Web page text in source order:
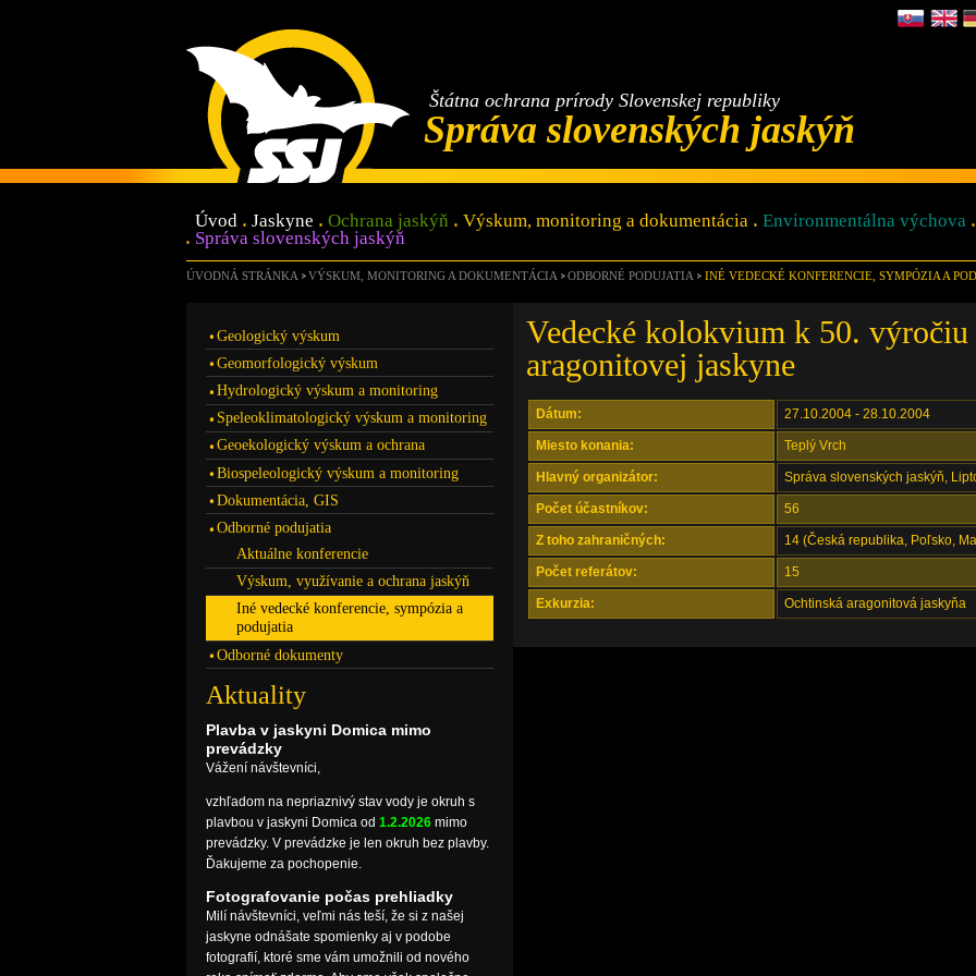
Štátna ochrana prírody Slovenskej republiky
Správa slovenských jaskýň
Úvod Jaskyne Ochrana jaskýň Výskum, monitoring a dokumentácia Environmentálna výchova
Správa slovenských jaskýň
ÚVODNÁ STRÁNKA VÝSKUM, MONITORING A DOKUMENTÁCIA ODBORNÉ PODUJATIA INÉ VEDECKÉ KONFERENCIE, SYMPÓZIA A
Vedecké kolokvium k 50. výročiu
aragonitovej jaskyne
Dátum: 27.10.2004 - 28.10.2004
Miesto konania: Teplý Vrch
Hlavný organizátor: Správa slovenských jaskýň,
Počet účastníkov: 56
Z toho zahraničných: 14 (Česká republika, Poľsko,
Počet referátov: 15
Exkurzia: Ochtinská aragonitová jaskyňa
Geologický výskum
Geomorfologický výskum
Hydrologický výskum a monitoring
Speleoklimatologický výskum a monitoring
Geoekologický výskum a ochrana
Biospeleologický výskum a monitoring
Dokumentácia, GIS
Odborné podujatia
Aktuálne konferencie
Výskum, využívanie a ochrana jaskýň
Iné vedecké konferencie, sympózia a
podujatia
Odborné dokumenty
Aktuality
Plavba v jaskyni Domica mimo
prevádzky
Vážení návštevníci,
vzhľadom na nepriaznivý stav vody je okruh s
plavbou v jaskyni Domica od 1.2.2026mimo
prevádzky. V prevádzke je len okruh bez plavby.
Ďakujeme za pochopenie.
Fotografovanie počas prehliadky
Milí návštevníci, veľmi nás teší, že si z našej
jaskyne odnášate spomienky aj v podobe
fotografií, ktoré sme vám umožnili od nového